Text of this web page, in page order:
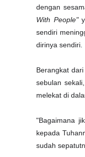
dengan
With People"
sendiri
dirinya sendiri.
Berangkat
sebulan
melekat di
"Bagaimana
kepada
sudah